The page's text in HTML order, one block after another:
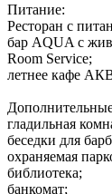
Питание:
Ресторан с
бар AQUA с
Room Service;
летнее кафе
гладильная
беседки для
охраняемая
библиотека;
банкомат;